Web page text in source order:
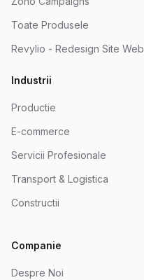
Toate Produsele
Revylio - Redesign Site Web
Industrii
Productie
E-commerce
Servicii Profesionale
Transport & Logistica
Constructii
Companie
Despre Noi